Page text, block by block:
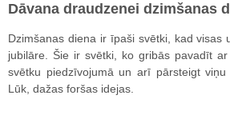
Dāvana draudzenei dzimšanas
Dzimšanas diena ir īpaši svētki, kad visas
jubilāre. Šie ir svētki, ko gribās pavadīt
svētku piedzīvojumā un arī pārsteigt
Lūk, dažas foršas idejas.